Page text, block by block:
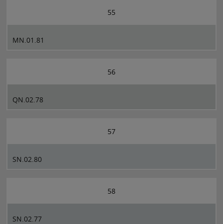
55
MN.01.81
56
QN.02.78
57
SN.02.80
58
SN.02.77